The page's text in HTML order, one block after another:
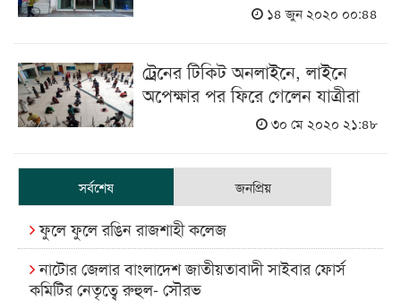
১৪ জুন ২০২০ ০০:৪৪
ট্রেনের টিকিট অনলাইনে, লাইনে
অপেক্ষার পর ফিরে গেলেন যাত্রীরা
৩০ মে ২০২০ ২১:৪৮
সর্বশেষ জনপ্রিয়
ফুলে ফুলে রঙিন রাজশাহী কলেজ
নাটোর জেলার বাংলাদেশ জাতীয়তাবাদী সাইবার ফোর্স
কমিটির নেতৃত্বে রুহুল- সৌরভ